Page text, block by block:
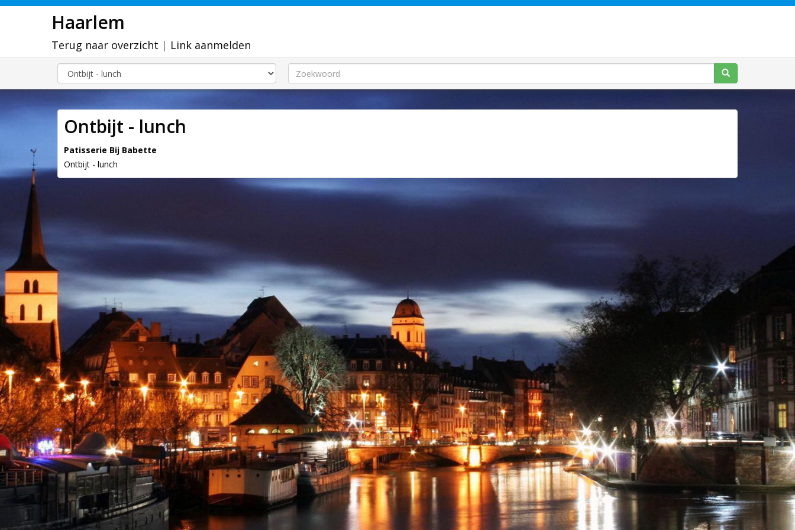
Haarlem
Terug naar overzicht | Link aanmelden
Ontbijt - lunch
Patisserie Bij Babette
Ontbijt - lunch